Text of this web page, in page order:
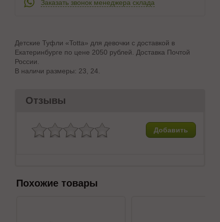
Заказать звонок менеджера склада
Детские Туфли «Totta» для девочки с доставкой в
Екатеринбурге по цене 2050 рублей. Доставка Почтой
России.
В наличи размеры: 23, 24.
Отзывы
Добавить
Похожие товары